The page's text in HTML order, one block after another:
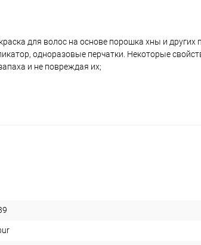
для волос на основе порошка хны и других
одноразовые перчатки. Некоторые
и не повреждая их;